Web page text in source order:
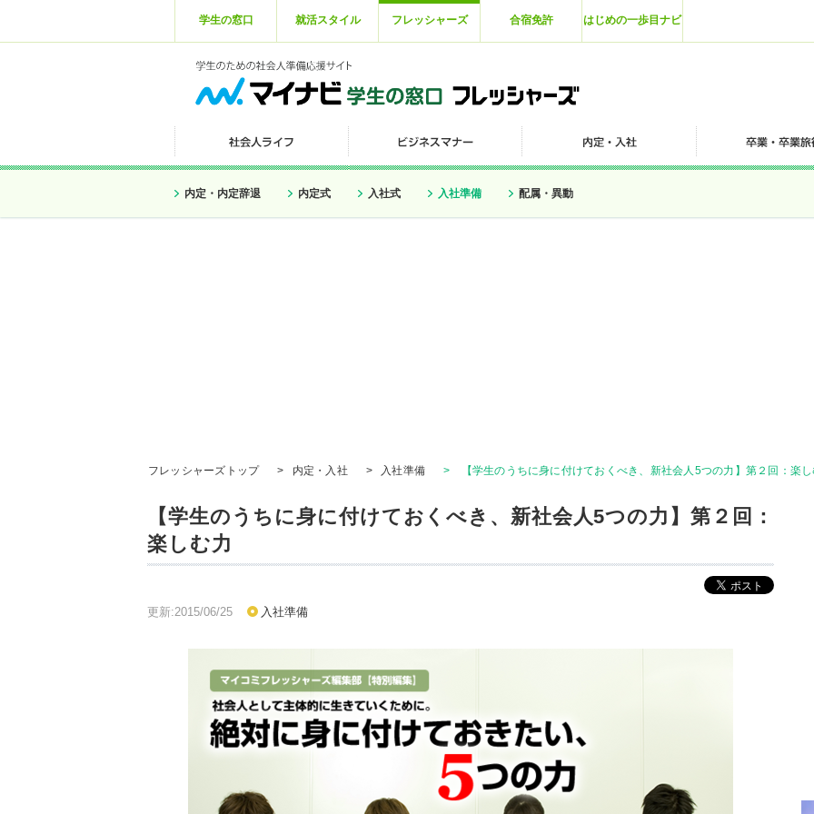
学生の窓口 就活スタイル フレッシャーズ 合宿免許 はじめの一歩目ナビ
内定・内定辞退 内定式 入社式 入社準備 配属・異動
フレッシャーズトップ > 内定・入社 > 入社準備 > 【学生のうちに身に付けておくべき、新社会人5つの力】第２回：楽
【学生のうちに身に付けておくべき、新社会人5つの力】第２回：
楽しむ力
更新:2015/06/25 入社準備